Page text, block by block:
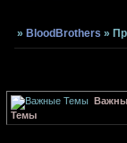
» BloodBrothers »
Темы